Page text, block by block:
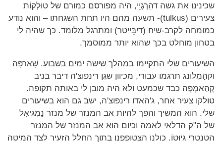
שכינינו את גשה דהַרְגְיֵי, היה מפורסם כמורם של טוּלְקוֹת
צעירים (tulkus)- תשעה מהם היו תחת השגחתו – והוא נודע
כמומחה לקרב-שיח (דיבֵּייטר) ומתרגל מלומד. כך שהיה לי
בטחון מוחלט בכך שהוא יותר ממוסמך.
השיעורים שלי התקיימו במהלך שישה ימים בשבוע. שָׁארפָּה
וקהַמְלוּנג תרגמו עבורי, מכיוון שגֶן רינפוצ'ה דיבר בניב
קָהַאמְפָּה כבד שכמעט ולא היה מובן לי באותה תקופה.
טולקו צעיר אחר, ג'האדו רינפוצ'ה, ישב גם הוא בשיעורים
שלי. הוא המשיך והפך להיות אב המנזר של מנזר נַמְגיאַל
של ה"ק הדלאי לאמה וכיום הוא אב המנזר של המנזר
הטנטרי גיוּטוֹ. כולנו הצטופפנו בתוך החלל הזעיר לצד המיטה